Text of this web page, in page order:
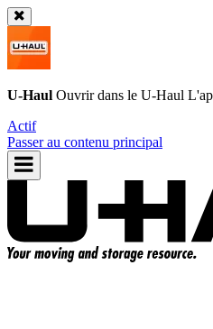
U-Haul Ouvrir dans le U-Haul
Actif
Passer au contenu principal